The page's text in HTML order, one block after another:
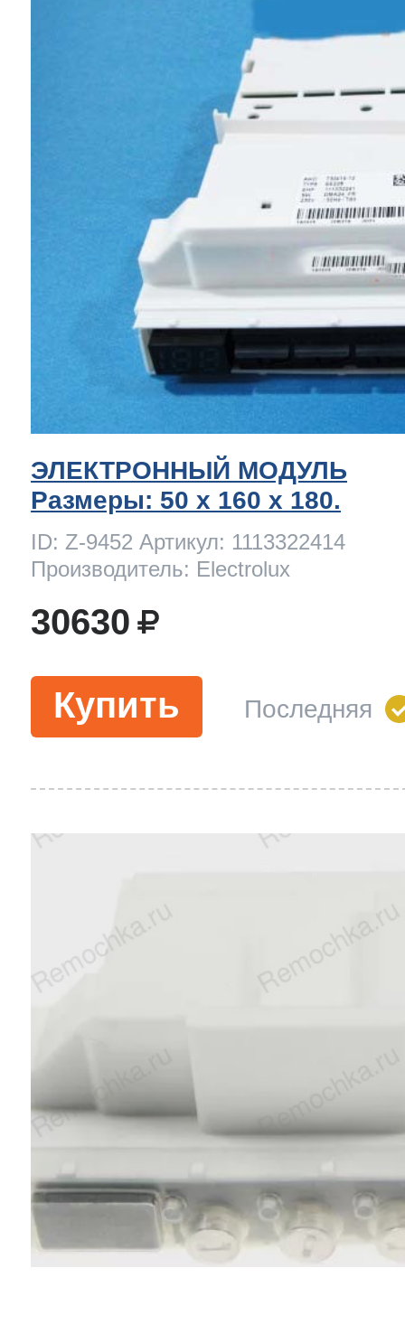
ЭЛЕКТРОННЫЙ МОДУЛЬ
Размеры: 50 x 160 х 180.
ID: Z-9452 Артикул: 1113322414
Производитель: Electrolux
30630
Купить Последняя